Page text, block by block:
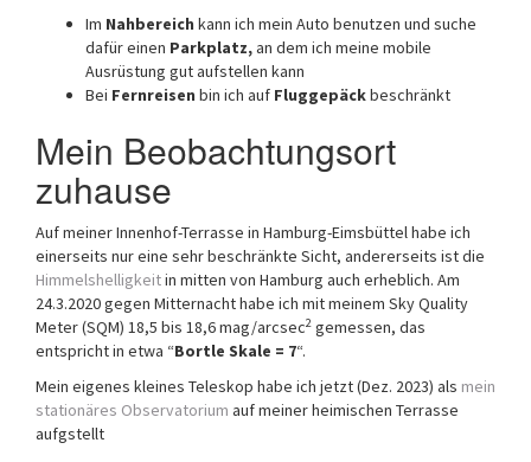
Im Nahbereich kann ich mein Auto benutzen und suche
dafür einen Parkplatz,an dem ich meine mobile
Ausrüstung gut aufstellen kann
Bei Fernreisen bin ich auf Fluggepäckbeschränkt
Mein Beobachtungsort
zuhause
Auf meiner Innenhof-Terrasse in Hamburg-Eimsbüttel habe ich
einerseits nur eine sehr beschränkte Sicht, andererseits ist die
Himmelshelligkeitin mitten von Hamburg auch erheblich. Am
24.3.2020 gegen Mitternacht habe ich mit meinem Sky Quality
Meter (SQM) 18,5 bis 18,6 mag/arcsec2 gemessen, das
entspricht in etwa “Bortle Skale = 7“.
Mein eigenes kleines Teleskop habe ich jetzt (Dez. 2023) als mein
stationäres Observatorium auf meiner heimischen Terrasse
aufgstellt